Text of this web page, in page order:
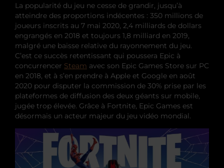
La popularité du jeu ne cesse de grandir, jusqu’à
atteindre des proportions indécentes : 350 millions de
joueurs inscrits au 7 mai 2020, 2,4 milliards de dollars
engrangés en 2018 et toujours 1,8 milliard en 2019,
malgré une baisse relative du rayonnement du jeu.
C’est ce succès retentissant qui poussera Epic à
concurrencer Steam avec son Epic Games Store sur PC
en 2018, et à s’en prendre à Apple et Google en août
2020 pour disputer la commission de 30% prise par les
plateformes de diffusion des deux géants sur mobile,
jugée trop élevée. Grâce à Fortnite, Epic Games est
désormais un acteur majeur du jeu vidéo mondial.